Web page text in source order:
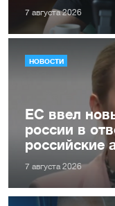
7 августа 2026
НОВОСТИ
ЕС ввел
россии в
российские
7 августа 2026